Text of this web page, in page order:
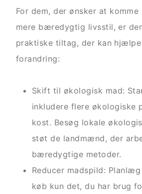
For dem, der ønsker at komme
mere bæredygtig livsstil, er
praktiske tiltag, der kan
forandring:
Skift til økologisk mad:
inkludere flere økologiske
kost. Besøg lokale
støt de landmænd, der
bæredygtige metoder.
Reducer madspild:
køb kun det, du har brug